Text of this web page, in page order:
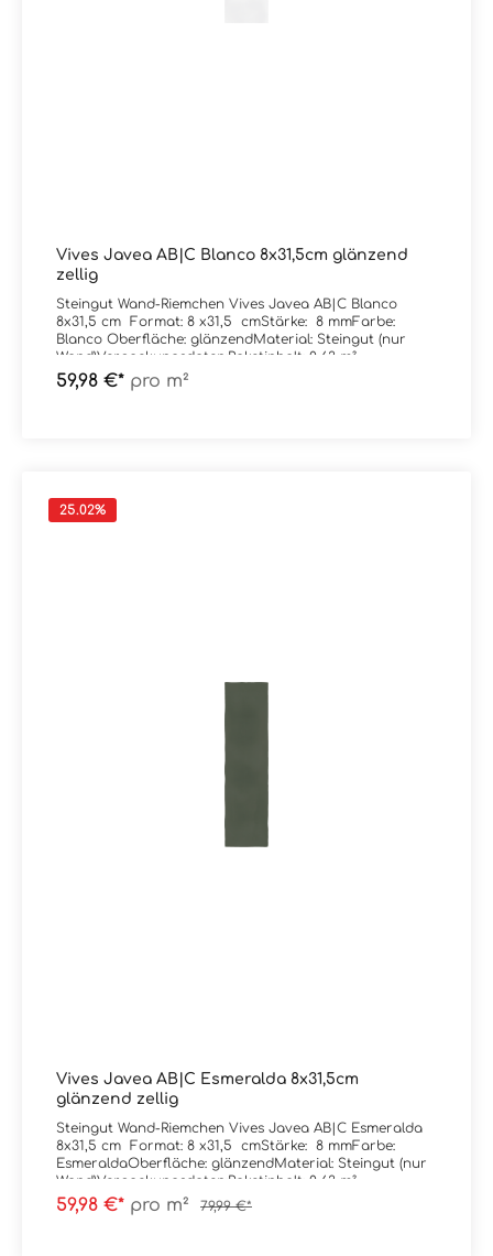
Vives Javea AB|C Blanco 8x31,5cm glänzend
zellig
Steingut Wand-Riemchen Vives Javea AB|C Blanco
8x31,5 cm Format: 8 x31,5 cmStärke: 8 mmFarbe:
Blanco Oberfläche: glänzendMaterial: Steingut (nur
Wand)Verpackungsdaten:Paketinhalt: 0,63 m²
59,98 €* pro m²
25.02%
Vives Javea AB|C Esmeralda 8x31,5cm
glänzend zellig
Steingut Wand-Riemchen Vives Javea AB|C Esmeralda
8x31,5 cm Format: 8 x31,5 cmStärke: 8 mmFarbe:
EsmeraldaOberfläche: glänzendMaterial: Steingut (nur
Wand)Verpackungsdaten:Paketinhalt: 0,63 m²
59,98 €* pro m² 79,99 €*